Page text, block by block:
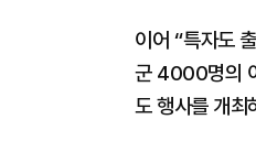
이어 “특자도
군 4000명의
도 행사를 개최